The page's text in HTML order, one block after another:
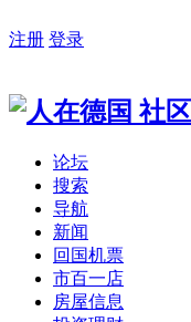
注册 登录
论坛
搜索
导航
新闻
回国机票
市百一店
房屋信息